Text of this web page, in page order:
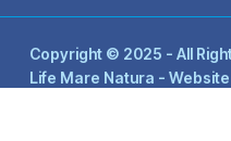
Copyright © 2025 - All
Life Mare Natura -